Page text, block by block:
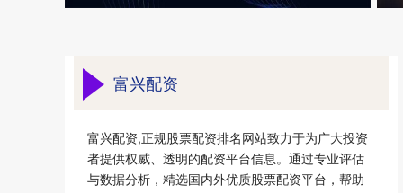
富兴配资
富兴配资,正规股票配资排名网站致力于为广大投资
者提供权威、透明的配资平台信息。通过专业评估
与数据分析，精选国内外优质股票配资平台，帮助